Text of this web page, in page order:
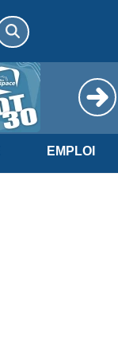
EMPLOI